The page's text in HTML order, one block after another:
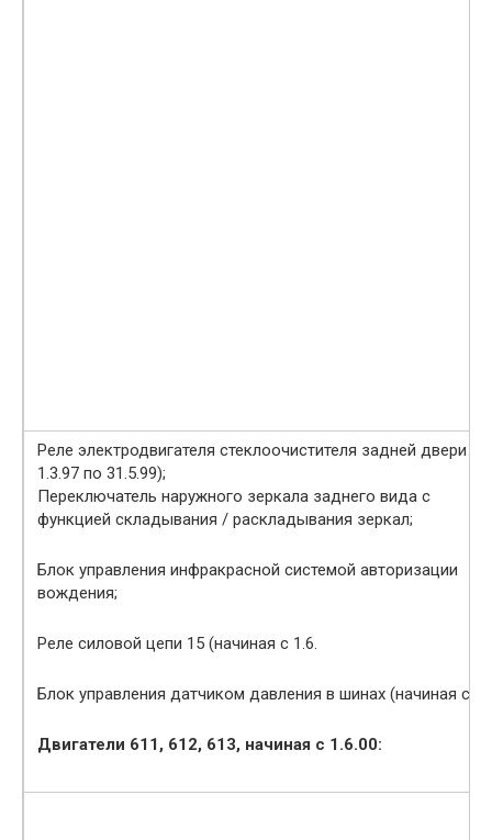
Реле электродвигателя стеклоочистителя задней двери (с
1.3.97 по 31.5.99);
Переключатель наружного зеркала заднего вида с
функцией складывания / раскладывания зеркал;
Блок управления инфракрасной системой авторизации
вождения;
Реле силовой цепи 15 (начиная с 1.6.
Блок управления датчиком давления в шинах (начиная с
Двигатели 611, 612, 613, начиная с 1.6.00: